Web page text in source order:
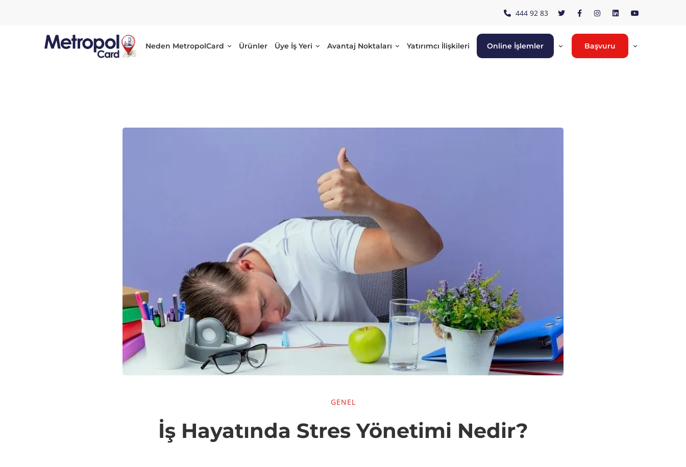
444 92 83
Neden MetropolCard Ürünler Üye İş Yeri Avantaj Noktaları Yatırımcı İlişkileri Online İşlemler Başvuru
İş
Hayatında
GENEL
İş Hayatında Stres Yönetimi Nedir?